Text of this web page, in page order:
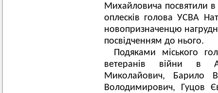
Михайловича посвятили в
оплесків голова УСВА
новопризначенцю
посвідченням до нього.
Подяками міського
ветеранів війни в
Миколайович, Барило
Володимирович, Гуцов